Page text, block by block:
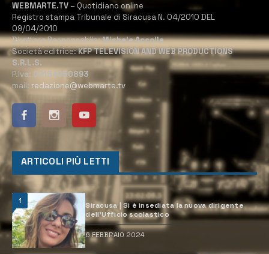
WEBMARTE.TV – Quotidiano online
Registro stampa Tribunale di Siracusa N. 04/2010 DEL
09/04/2010
Direttore Responsabile:Michele Accolla
Società editrice:KFP TELEVISION AND WEB PRODUCTIONS
S.R.L.S.
P.Iva: 02184950893
mail: redazione@webmarte.tv
ARTICOLI PIÙ LETTI
1
Siracusa | Si è insediata la nuova dirigente
dell’Ufficio scolastico
6 FEBBRAIO 2024